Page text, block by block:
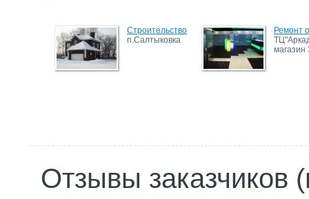
Строительство
п.Салтыковка
Ремонт
магазин
Отзывы заказчиков